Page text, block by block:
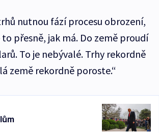
nutnou fází procesu obrození,
přesně, jak má. Do země proudí
To je nebývalé. Trhy rekordně
země rekordně poroste.“